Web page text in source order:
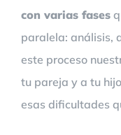
con varias fases
paralela: análisis,
este proceso
tu pareja y a tu
esas dificultades